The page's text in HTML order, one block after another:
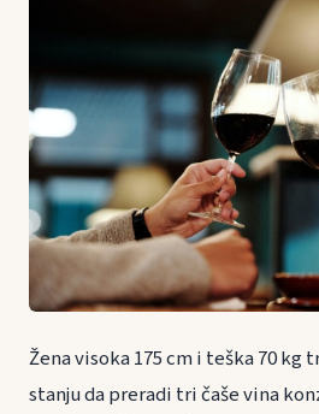
Žena visoka 175 cm i teška 70 kg
stanju da preradi tri čaše vina